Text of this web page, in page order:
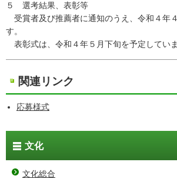
５ 選考結果、表彰等
受賞者及び推薦者に通知のうえ、令和４年
す。
表彰式は、令和４年５月下旬を予定していま
関連リンク
応募様式
文化
文化総合